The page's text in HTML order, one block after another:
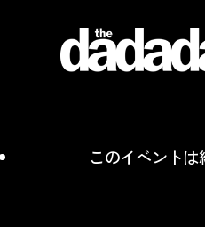
websiteこのイベントは